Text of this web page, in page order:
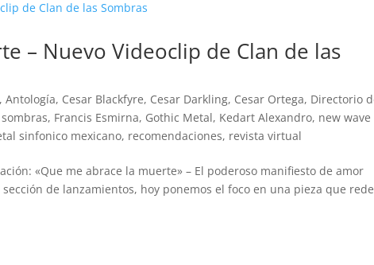
– Nuevo Videoclip de Clan de las
,Antología, Cesar Blackfyre, Cesar Darkling, Cesar Ortega, Directorio
, Francis Esmirna, Gothic Metal, Kedart Alexandro, new
sinfonico mexicano, recomendaciones, revista virtual
«Que me abrace la muerte» – El poderoso manifiesto de amor
de lanzamientos, hoy ponemos el foco en una pieza que